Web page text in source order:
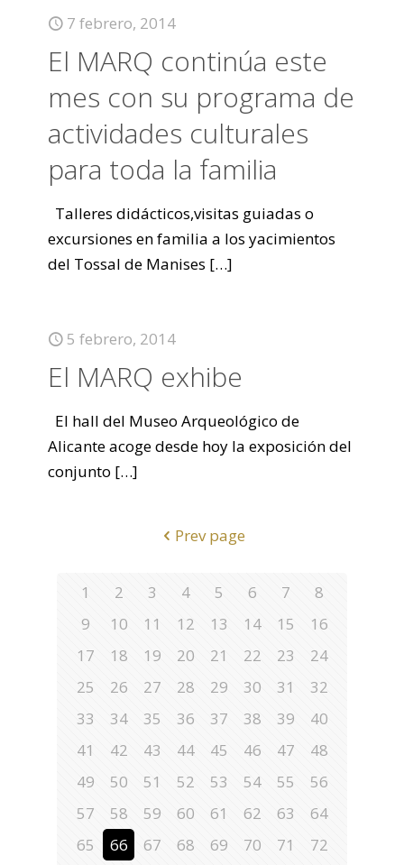
7 febrero, 2014
El MARQ continúa este
mes con su programa de
actividades culturales
para toda la familia
Talleres didácticos,visitas guiadas o
excursiones en familia a los yacimientos
del Tossal de Manises […]
5 febrero, 2014
El MARQ exhibe
El hall del Museo Arqueológico de
Alicante acoge desde hoy la exposición del
conjunto […]
Prev page
1 2 3 4 5 6 7
8
9
10 11 12 13 14 15
16
17
18 19 20 21 22 23
24
25
26 27 28 29 30 31
32
33
34 35 36 37 38 39
40
41
42 43 44 45 46 47
48
49
50 51 52 53 54 55
56
57
58 59 60 61 62 63
64
65
66 67 68 69 70 71
72